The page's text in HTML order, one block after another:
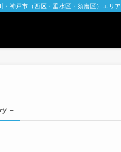
神戸市（西区・垂水区・須磨区）エリア
–